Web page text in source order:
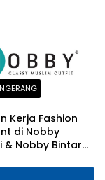
Kerja Fashion
di Nobby
& Nobby Bintaro